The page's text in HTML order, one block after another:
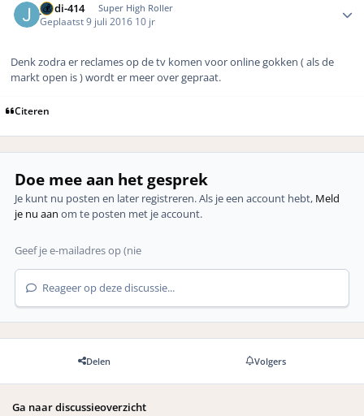
jordi-414 Super High Roller
Geplaatst9 juli 2016 10 jr
Denk zodra er reclames op de tv komen voor online gokken ( als de
markt open is ) wordt er meer over gepraat.
Citeren
Doe mee aan het gesprek
Je kunt nu posten en later registreren. Als je een account hebt, Meld
je nu aan om te posten met je account.
Reageer op deze discussie...
Delen Volgers
Ga naar discussieoverzicht